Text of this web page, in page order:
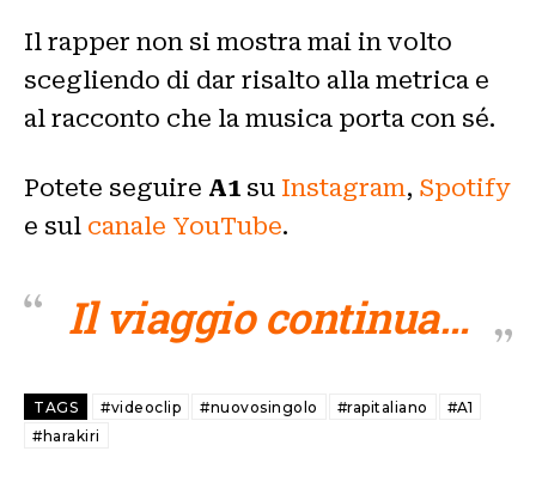
Il rapper non si mostra mai in volto
scegliendo di dar risalto alla metrica e
al racconto che la musica porta con sé.
Potete seguire A1 su Instagram, Spotify
e sul canale YouTube.
Il viaggio continua…
TAGS #videoclip #nuovosingolo #rapitaliano
#A1
#harakiri